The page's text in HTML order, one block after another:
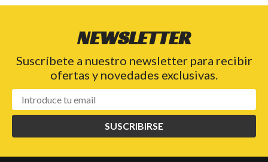
NEWSLETTER
Suscríbete a nuestro newsletter para recibir
ofertas y novedades exclusivas.
SUSCRIBIRSE